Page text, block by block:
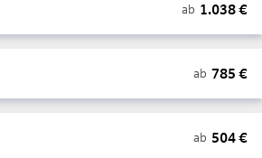
ab 1.038€
ab 785 €
ab 504€